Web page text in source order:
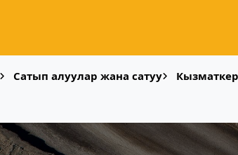
Сатып алуулар жана сатуу